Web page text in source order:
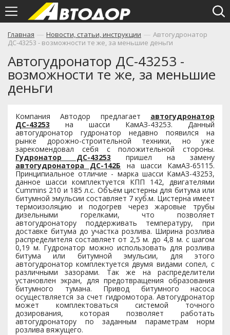
Главная — Новости, статьи, инструкции — Автогудронатор
ДС-43253 - возможности те же, за меньшие деньги
Автогудронатор ДС-43253 -
возможности те же, за меньшие
деньги
Компания Автодор предлагает автогудронатор
ДС-43253 на шасси КамАЗ-43253. Данный
автогудронатор гудронатор недавно появился на
рынке дорожно-строительной техники, но уже
зарекомендовал себя с положительной стороны.
Гудронатор ДС-43253 пришел на замену
автогудронатора ДС-142Б на шасси КамАЗ-65115.
Принципиальное отличие - марка шасси КамАЗ-43253,
данное шасси комплектуется КПП 142, двигателями
Сummins 210 и 185 л.с. Объём цистерны для битума или
битумной эмульсии составляет 7 куб.м. Цистерна имеет
термоизоляцию и подогрев через жаровые трубы
дизельными горелками, что позволяет
автогудронатору поддерживать температуру, при
доставке битума до участка розлива. Ширина розлива
распределителя составляет от 2,5 м. до 4,8 м. с шагом
0,19 м. Гудронатор можно использовать для розлива
битума или битумной эмульсии, для этого
автогудронатор комплектуется двумя видами сопел, с
различными зазорами. Так же на распределители
установлен экран, для предотвращения образования
битумного тумана. Привод битумного насоса
осуществляется за счет гидромотора. Автогудронатор
может комплектоваться системой точного
дозирования, которая позволяет работать
автогудронатору по заданным параметрам норм
розлива вяжущего.